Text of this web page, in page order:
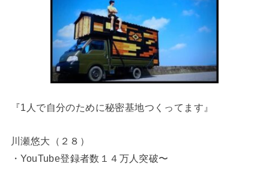
『1人で自分のために秘密基地つくってます』
川瀬悠大（２８）
・YouTube登録者数１４万人突破〜